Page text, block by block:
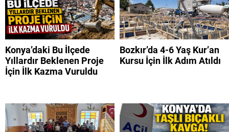
Konya’daki Bu İlçede
Yıllardır Beklenen Proje
İçin İlk Kazma Vuruldu
Bozkır’da 4-6 Yaş Kur’an
Kursu İçin İlk Adım Atıldı